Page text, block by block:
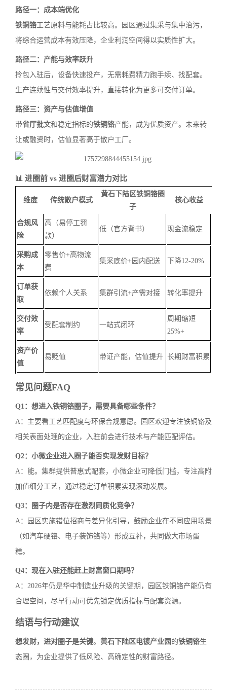
路径一：成本端优化
铁铜铬工艺原料与能耗占比较高。园区通过集采与集中治污，
将综合运营成本有效压降，企业利润空间得以实质性扩大。
路径二：产能与效率跃升
拎包入驻后，设备快速投产，无需耗费精力跑手续、找配套。
生产连续性与交付效率提升，直接转化为更多可交付订单。
路径三：资产与估值增值
带省厅批文和稳定指标的铁铜铬产能，成为优质资产。未来转
让或融资时，估值显著高于散户工厂。
📊 进圈前 vs 进圈后财富潜力对比
维度 传统散户模式
黄石下陆区铁铜铬圈
子
核心收益
合规风
险
高（易停工罚
款）
低（官方背书） 现金流稳定
采购成
本
零售价+高物流
费
集采底价+园内配送 下降12-20%
订单获
取
依赖个人关系 集群引流+产需对接 转化率提升
交付效
率
受配套制约 一站式闭环
周期缩短
25%+
资产价
值
易贬值 带证产能，估值提升 长期财富积累
常见问题FAQ
Q1：想进入铁铜铬圈子，需要具备哪些条件？
A：主要看工艺匹配度与环保合规意愿。园区欢迎专注铁铜铬及
相关表面处理的企业，入驻前会进行技术与产能匹配评估。
Q2：小微企业进入圈子能否实现发财目标？
A：能。集群提供普惠式配套，小微企业可降低门槛，专注高附
加值细分工艺，通过稳定订单积累实现滚动发展。
Q3：圈子内是否存在激烈同质化竞争？
A：园区实施错位招商与差异化引导，鼓励企业在不同应用场景
（如汽车硬铬、电子装饰铬等）形成互补，共同做大市场蛋
糕。
Q4：现在入驻还能赶上财富窗口期吗？
A：2026年仍是华中制造业升级的关键期，园区铁铜铬产能仍有
合理空间，尽早行动可优先锁定优质指标与配套资源。
结语与行动建议
想发财，进对圈子是关键。 黄石下陆区电镀产业园 的铁铜铬生
态圈，为企业提供了低风险、高确定性的财富路径。